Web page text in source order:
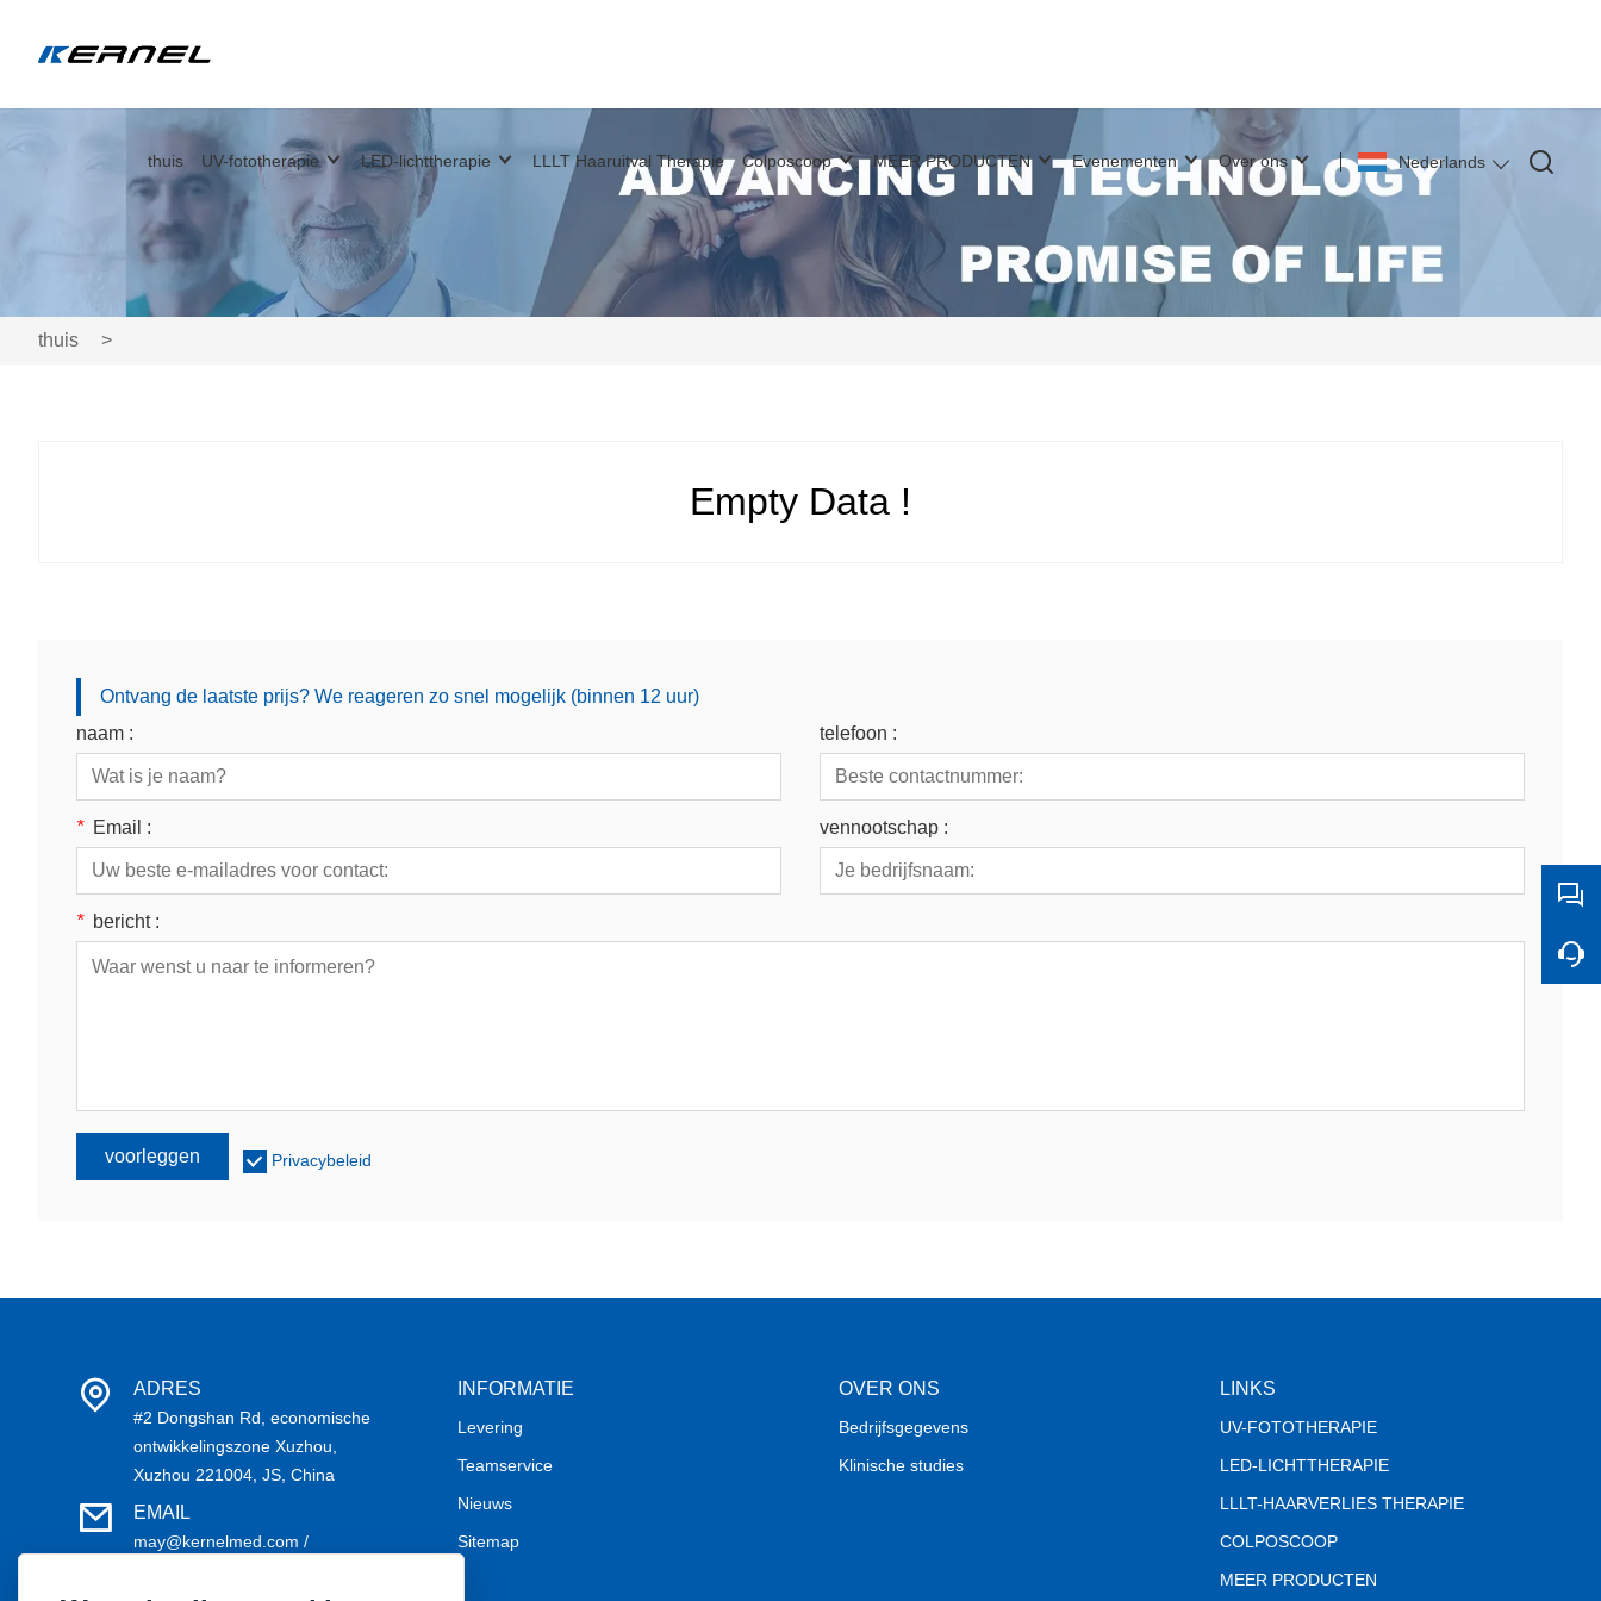
Nederlands
thuis UV-fototherapie LED-lichttherapie LLLT Haaruitval Therapie Colposcoop MEER PRODUCTEN Evenementen Over ons
thuis >
Empty Data !
Ontvang de laatste prijs? We reageren zo snel mogelijk (binnen 12 uur)
naam :
telefoon :
* Email : vennootschap :
* bericht :
voorleggen Privacybeleid
ADRES
#2 Dongshan Rd, economische
ontwikkelingszone Xuzhou,
Xuzhou 221004, JS, China
EMAIL
may@kernelmed.com /
INFORMATIE
Levering
Teamservice
Nieuws
Sitemap
OVER ONS
Bedrijfsgegevens
Klinische studies
LINKS
UV-FOTOTHERAPIE
LED-LICHTTHERAPIE
LLLT-HAARVERLIES THERAPIE
COLPOSCOOP
MEER PRODUCTEN